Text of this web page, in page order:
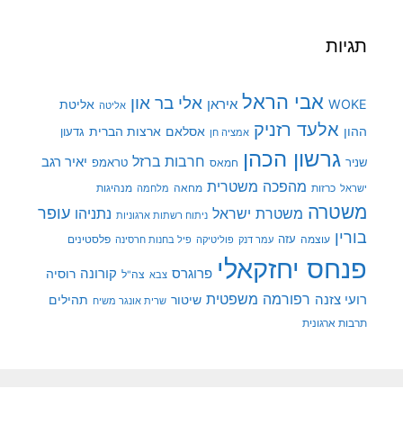
תגיות
WOKE אבי הראל איראן אלי בר און אליטה אליטת
ההון אלעד רזניק אמציה חן אסלאם ארצות הברית גדעון
שניר גרשון הכהן חמאס חרבות ברזל טראמפ יאיר רגב
ישראל כרזות מהפכה משטרית מחאה מלחמה מנהיגות
משטרה משטרת ישראל ניתוח רשתות ארגוניות נתניהו עופר
בורין עוצמה עזה עמר דנק פוליטיקה פיל בחנות חרסינה פלסטינים
פנחס יחזקאלי פרוגרס צבא צה"ל קורונה רוסיה
רועי צזנה רפורמה משפטית שיטור שרית אונגר משיח תהילים
תרבות ארגונית